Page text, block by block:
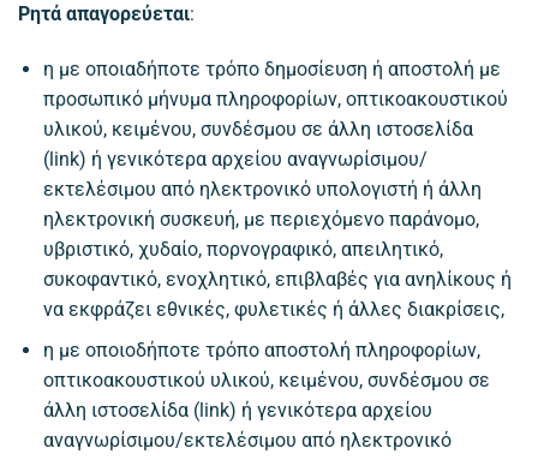
Ρητά απαγορεύεται:
η με οποιαδήποτε τρόπο δημοσίευση ή αποστολή με
προσωπικό μήνυμα πληροφορίων, οπτικοακουστικού
υλικού, κειμένου, συνδέσμου σε άλλη ιστοσελίδα
(link) ή γενικότερα αρχείου αναγνωρίσιμου/
εκτελέσιμου από ηλεκτρονικό υπολογιστή ή άλλη
ηλεκτρονική συσκευή, με περιεχόμενο παράνομο,
υβριστικό, χυδαίο, πορνογραφικό, απειλητικό,
συκοφαντικό, ενοχλητικό, επιβλαβές για ανηλίκους ή
να εκφράζει εθνικές, φυλετικές ή άλλες διακρίσεις,
η με οποιοδήποτε τρόπο αποστολή πληροφορίων,
οπτικοακουστικού υλικού, κειμένου, συνδέσμου σε
άλλη ιστοσελίδα (link) ή γενικότερα αρχείου
αναγνωρίσιμου/εκτελέσιμου από ηλεκτρονικό